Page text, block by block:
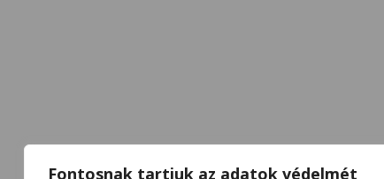
Fontosnak tartjuk az adatok védelmét